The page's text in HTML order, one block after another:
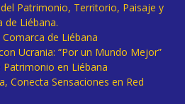
Patrimonio, Territorio, Paisaje y
de Liébana.
de Liébana
Ucrania: “Por un Mundo Mejor”
Patrimonio en Liébana
Conecta Sensaciones en Red